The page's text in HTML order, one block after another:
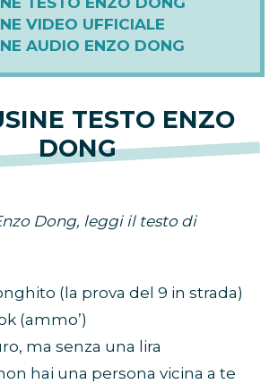
VIDEO UFFICIALE
AUDIO ENZO DONG
TESTO ENZO
DONG
Dong, leggi il testo di
(la prova del 9 in strada)
(ammo’)
ma senza una lira
hai una persona vicina a te